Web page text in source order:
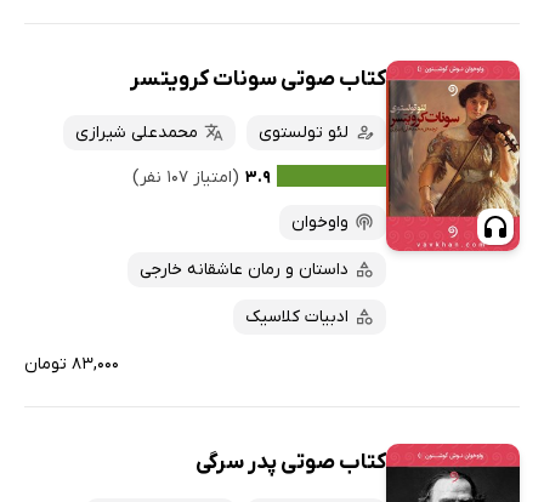
کتاب صوتی سونات کرویتسر
لئو تولستوی
محمدعلی شیرازی
۳.۹ (امتیاز ۱۰۷ نفر)
واوخوان
داستان و رمان عاشقانه خارجی
ادبیات کلاسیک
۸۳,۰۰۰ تومان
کتاب صوتی پدر سرگی